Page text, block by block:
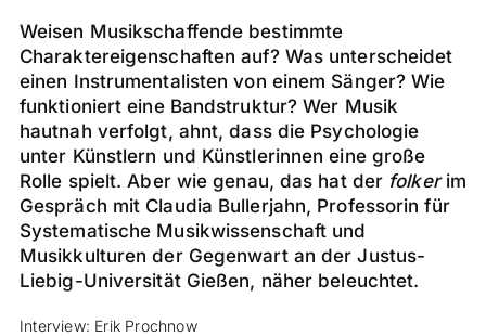
Weisen Musikschaffende bestimmte
Charaktereigenschaften auf? Was unterscheidet
einen Instrumentalisten von einem Sänger? Wie
funktioniert eine Bandstruktur? Wer Musik
hautnah verfolgt, ahnt, dass die Psychologie
unter Künstlern und Künstlerinnen eine große
Rolle spielt. Aber wie genau, das hat der folkerim
Gespräch mit Claudia Bullerjahn, Professorin für
Systematische Musikwissenschaft und
Musikkulturen der Gegenwart an der Justus-
Liebig-Universität Gießen, näher beleuchtet.
Interview: Erik Prochnow